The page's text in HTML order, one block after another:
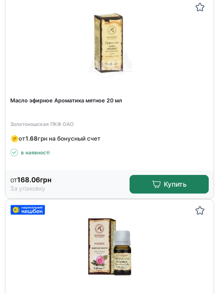
Масло эфирное Ароматика мятное 20 мл
Золотоношская ПКФ ОАО
от1.68грн на бонусный счет
в наявності
от168.06грн
За упаковку
Купить